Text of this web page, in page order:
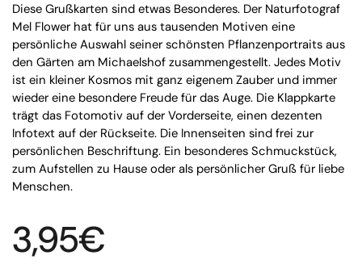
Diese Grußkarten sind etwas Besonderes. Der Naturfotograf
Mel Flower hat für uns aus tausenden Motiven eine
persönliche Auswahl seiner schönsten Pflanzenportraits aus
den Gärten am Michaelshof zusammengestellt. Jedes Motiv
ist ein kleiner Kosmos mit ganz eigenem Zauber und immer
wieder eine besondere Freude für das Auge. Die Klappkarte
trägt das Fotomotiv auf der Vorderseite, einen dezenten
Infotext auf der Rückseite. Die Innenseiten sind frei zur
persönlichen Beschriftung. Ein besonderes Schmuckstück,
zum Aufstellen zu Hause oder als persönlicher Gruß für liebe
Menschen.
Regulärer Preis
3,95€